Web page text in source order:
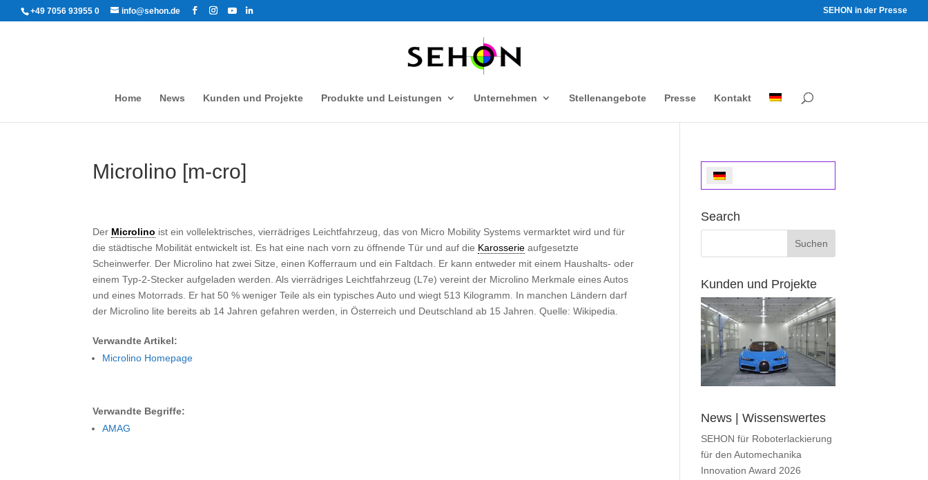
+49 7056 93955 0 info@sehon.de SEHON in der Presse
Home News Kunden und Projekte Produkte und Leistungen Unternehmen Stellenangebote Presse Kontakt
Microlino [m-cro]
Der Microlino ist ein vollelektrisches, vierrädriges Leichtfahrzeug, das von Micro Mobility Systems vermarktet wird und für
die städtische Mobilität entwickelt ist. Es hat eine nach vorn zu öffnende Tür und auf die Karosserie aufgesetzte
Scheinwerfer. Der Microlino hat zwei Sitze, einen Kofferraum und ein Faltdach. Er kann entweder mit einem Haushalts- oder
einem Typ-2-Stecker aufgeladen werden. Als vierrädriges Leichtfahrzeug (L7e) vereint der Microlino Merkmale eines Autos
und eines Motorrads. Er hat 50 % weniger Teile als ein typisches Auto und wiegt 513 Kilogramm. In manchen Ländern darf
der Microlino lite bereits ab 14 Jahren gefahren werden, in Österreich und Deutschland ab 15 Jahren. Quelle: Wikipedia.
Verwandte Artikel:
Microlino Homepage
Verwandte Begriffe:
AMAG
Search
Kunden und Projekte
News | Wissenswertes
SEHON für Roboterlackierung
für den Automechanika
Innovation Award 2026